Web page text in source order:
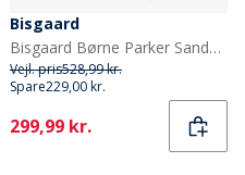
Bisgaard
Bisgaard Børne Parker Sandaler Cacao Beige
Vejl. pris528,99 kr.
Spare229,00 kr.
Current
299,99 kr.